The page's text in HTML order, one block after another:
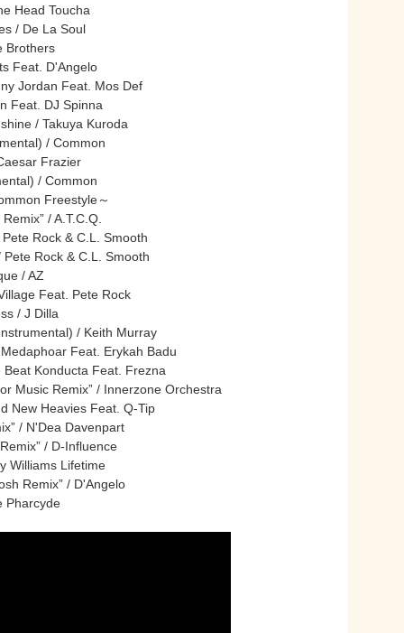
Head Toucha
/ De La Soul
Brothers
Feat. D'Angelo
Jordan Feat. Mos Def
Feat. DJ Spinna
/ Takuya Kuroda
/ Common
Frazier
/ Common
Freestyle～
/ A.T.C.Q.
Rock & C.L. Smooth
Rock & C.L. Smooth
/ AZ
Feat. Pete Rock
/ J Dilla
/ Keith Murray
Feat. Erykah Badu
Beat Konducta Feat. Frezna
Music Remix” / Innerzone Orchestra
New Heavies Feat. Q-Tip
/ N'Dea Davenpart
/ D-Influence
Williams Lifetime
Remix” / D'Angelo
Pharcyde